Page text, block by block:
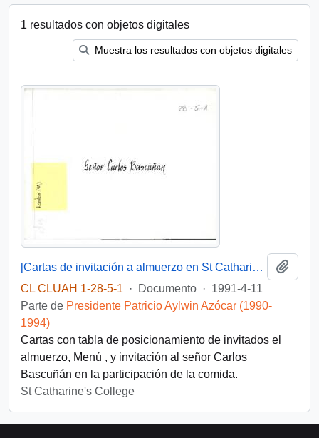
1 resultados con objetos digitales
Muestra los resultados con objetos digitales
[Cartas de invitación a almuerzo en St Catharine's College, Cambridge].
CL CLUAH 1-28-5-1
· Documento · 1991-4-11
Parte de Presidente Patricio Aylwin Azócar (1990-
1994)
Cartas con tabla de posicionamiento de invitados el
almuerzo, Menú , y invitación al señor Carlos
Bascuñán en la participación de la comida.
St Catharine's College